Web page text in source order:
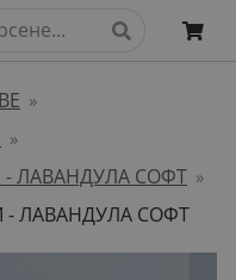
»
»
ЛАВАНДУЛА СОФТ »
- ЛАВАНДУЛА СОФТ